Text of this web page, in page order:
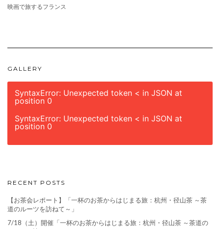
映画で旅するフランス
GALLERY
SyntaxError: Unexpected token < in JSON at
position 0
SyntaxError: Unexpected token < in JSON at
position 0
RECENT POSTS
【お茶会レポート】「一杯のお茶からはじまる旅：杭州・径山茶 ～茶
道のルーツを訪ねて～」
7/18（土）開催「一杯のお茶からはじまる旅：杭州・径山茶 ～茶道の